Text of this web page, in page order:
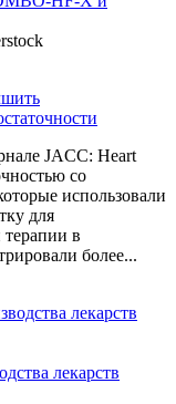
JACC: Heart
со
использовали
для
в
более...
лекарств